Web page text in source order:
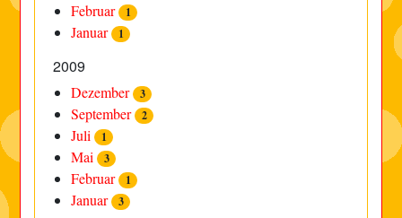
Februar 1
Januar 1
2009
Dezember 3
September 2
Juli 1
Mai 3
Februar 1
Januar 3